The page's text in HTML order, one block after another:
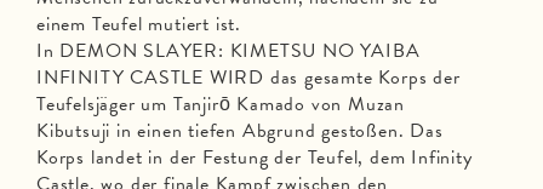
einem Teufel mutiert ist.
In DEMON SLAYER: KIMETSU NO YAIBA
INFINITY CASTLE WIRD das gesamte Korps der
Teufelsjäger um Tanjirō Kamado von Muzan
Kibutsuji in einen tiefen Abgrund gestoßen. Das
Korps landet in der Festung der Teufel, dem Infinity